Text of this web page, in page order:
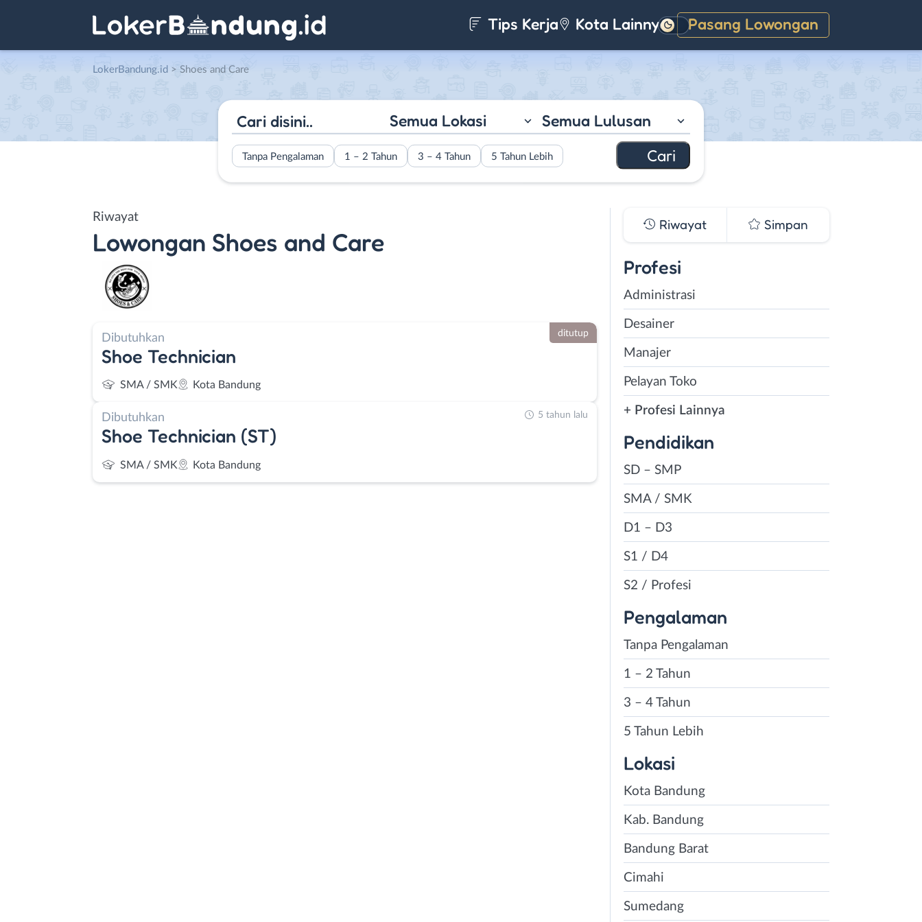
Tips Kerja Kota Lainnya Pasang Lowongan
Gelap
LokerBandung.id > Shoes and Care
Semua Lokasi Semua Lulusan
Tanpa Pengalaman 1 – 2 Tahun 3 – 4 Tahun 5 Tahun Lebih
Riwayat
Lowongan Shoes and Care
Dibutuhkan
Shoe Technician
SMA / SMK Kota Bandung
ditutup
Dibutuhkan
Shoe Technician (ST)
SMA / SMK Kota Bandung
5 tahun lalu
Riwayat Simpan
Profesi
Administrasi
Desainer
Manajer
Pelayan Toko
+ Profesi Lainnya
Pendidikan
SD – SMP
SMA / SMK
D1 – D3
S1 / D4
S2 / Profesi
Pengalaman
Tanpa Pengalaman
1 – 2 Tahun
3 – 4 Tahun
5 Tahun Lebih
Lokasi
Kota Bandung
Kab. Bandung
Bandung Barat
Cimahi
Sumedang